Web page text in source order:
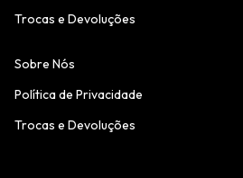
Trocas e Devoluções
Sobre Nós
Política de Privacidade
Trocas e Devoluções